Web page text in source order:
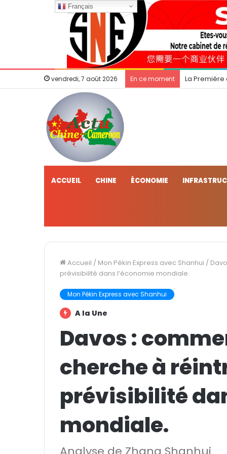
vendredi, 7 août 2026 En ce moment La
ACCUEIL CHINE ÉCONOMIE
Accueil / Mon Pékin Express avec Shanhui /
prévisibilité dans l’économie mondiale.
Mon Pékin Express avec Shanhui
A la Une
Davos :
cherche à
prévisibilité
mondiale.
Français